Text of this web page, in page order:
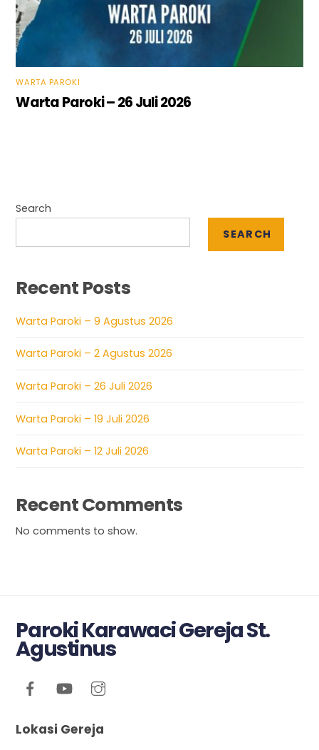
WARTA PAROKI
Warta Paroki – 26 Juli 2026
Search
SEARCH
Recent Posts
Warta Paroki – 9 Agustus 2026
Warta Paroki – 2 Agustus 2026
Warta Paroki – 26 Juli 2026
Warta Paroki – 19 Juli 2026
Warta Paroki – 12 Juli 2026
Recent Comments
No comments to show.
Paroki Karawaci Gereja St.
Agustinus
Lokasi Gereja